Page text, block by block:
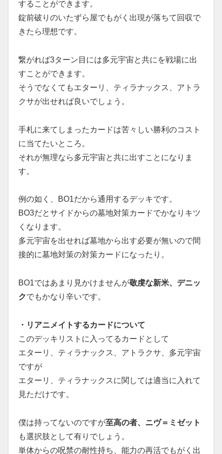
することができます。
錠前破りのいたずら屋でもがく出現が落ちて回収で
きたら理想です。
繋がれば3ターン目には多元宇宙と共にを戦場に出
すことができます。
そうでなくてもエターリ、ティラナックス、アトラ
クサが出せれば良いでしょう。
手札に来てしまったカードは苦々しい勝利のコスト
に当てたいところ。
それが無理なら多元宇宙と共に出すことになりま
す。
例の如く、BO1だから通用するデッキです。
BO3だとサイドからの墓地対策カードでかなりキツ
くなります。
多元宇宙を出せれば墓地から出す必要が無いので間
接的に墓地対策の対策カードになったり。
BO1ではあまり見かけませんが敬虔な新米、デニッ
クでもかなり辛いです。
・リアニメイトするカードについて
このデッキリストに入ってるカードとして
エターリ、ティラナックス、アトラクサ、多元宇宙
ですが
エターリ、ティラナックスに関しては適当に入れて
見ただけです。
僕は持ってないのですが至高の者、ニヴ＝ミゼット
も選択肢として有りでしょう。
単体からの呪禁の耐性持ち、能力の再活でもがく出